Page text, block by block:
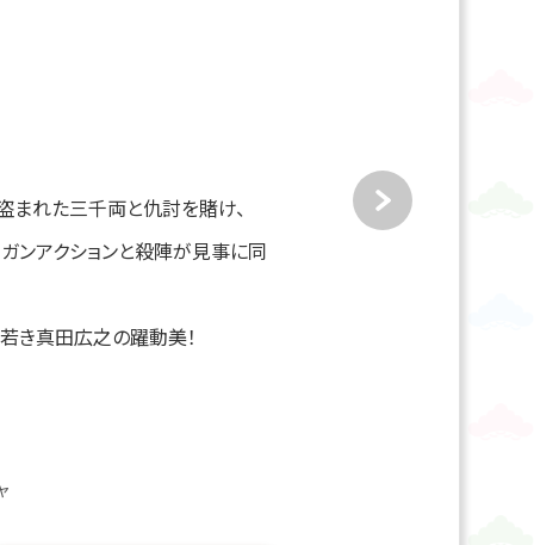
まれた三千両と仇討を賭け、
ンアクションと殺陣が見事に同
若き真田広之の躍動美！